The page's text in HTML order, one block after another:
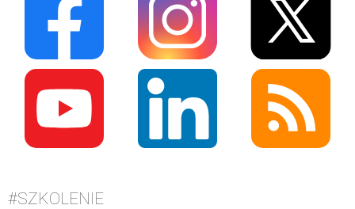
WYDARZENIA
BIZNES
PO GODZINACH
KONTAKT
#SZKOLENIE